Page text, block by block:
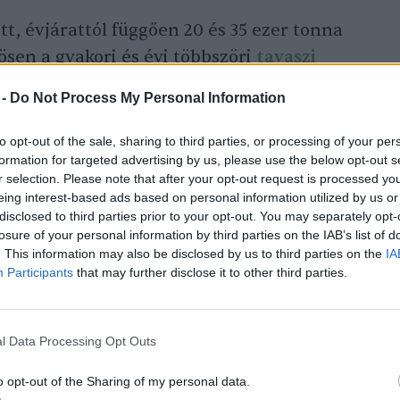
Do Not Process My Personal Information
opt-out of the sale, sharing to third parties, or processing of your
for targeted advertising by us, please use the below opt-out
selection. Please note that after your opt-out request is processed
interest-based ads based on personal information utilized by us
to third parties prior to your opt-out. You may separately
of your personal information by third parties on the IAB’s list of
This information may also be disclosed by us to third parties on the
Participants that may further disclose it to other third parties.
Data Processing Opt Outs
opt-out of the Sharing of my personal data.
évjárattól függően 20 és 35 ezer tonna
a gyakori és évi többszöritavaszi
nagyon jelentősen romlott, a
a termelés kockázata erősen
rossz évjáratokban (2018, 2020,
tonna kajszit szüreteltünk, míg a jó
volt a termés (2019: 37 ezer tonna,
(6,5 ezer tonna) egyértelműen jobb, míg a
várható. Jelenleg, a szezon legelején 16-18
optimális esetben elérheti a 20 ezer
tonna alatt is maradhat. A
elsősorban a következő két hónap